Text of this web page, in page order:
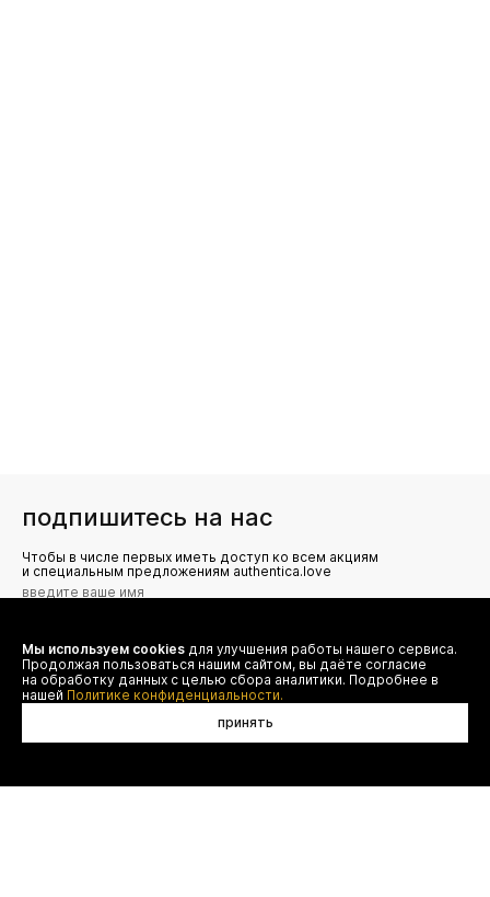
подпишитесь на нас
Чтобы в числе первых иметь доступ ко всем акциям
и специальным предложениям authentica.love
Я даю согласие на сбор, обработку и хранение моих
персональных данных (имя, email, телефон) для получения
рекламных и информационных рассылок от ООО 'БТ
Юнайтед', а также ознакомлен(а) с
Политикой конфиденциальности
Мы используем cookies для улучшения работы нашего сервиса.
Продолжая пользоваться нашим сайтом, вы даёте согласие
на обработку данных с целью сбора аналитики. Подробнее в
нашей Политике конфиденциальности.
принять